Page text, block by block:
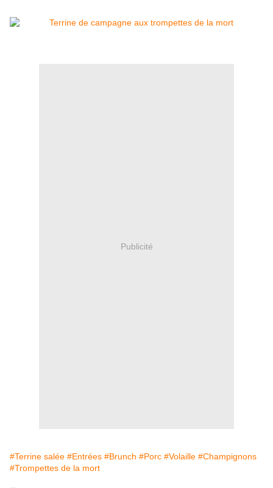
Publicité
#Terrine salée #Entrées #Brunch #Porc #Volaille #Champignons
#Trompettes de la mort